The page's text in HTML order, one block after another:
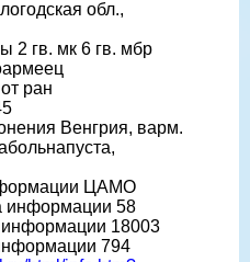
обл.,
2 гв. мк 6 гв. мбр
ран
Венгрия, варм.
ЦАМО
информации 58
информации 18003
794